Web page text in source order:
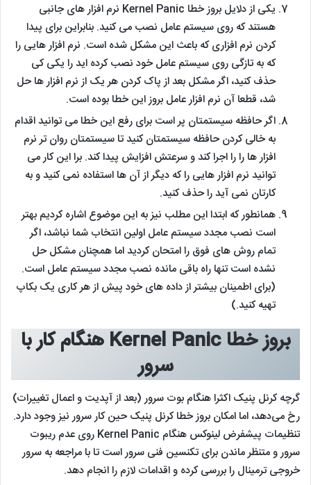
یکی از دلایل بروز خطا Kernel Panic نرم افزار های جانبی
هستند که روی سیستم عامل نصب می کنید. بنابراین برای پیدا
کردن نرم افزاری که باعث این مشکل شده است. نرم افزار هایی را
که به تازگی روی سیستم عامل خود نصب کرده اید را یکی کی
حذف کنید، اگر مشکل بعد از پاک کردن هر یک از نرم افزار ها حل
شد، قطعا آن نرم افزار عامل بروز این خطا بوده است.
اگر حافظه سیستمتان پر است برای رفع این خطا می توانید اقدام
به خالی کردن حافظه سیستمتان کنید تا سیستمتان روان تر نرم
افزار ها را را اجرا کند و سرعتش افزایش پیدا کند. برا این کار می
توانید نرم افزار هایی را که دیگر از آن ها استفاده نمی کنید و به
کارتان نمی آید را حذف کنید.
همانطور که ابتدا این مطلب نیز به این موضوع اشاره کردیم بهتر
است نصب مجدد سیستم عامل اولین انتخاب شما نباشد، اگر
تمام روش های فوق را امتحان کردید اما همچنان مشکل حل
نشده است تنها راه باقی مانده نصب مجدد سیستم عامل است.
(برای اطمینان بیشتر از داده های خود پیش از هر کاری یک بکاپ
تهیه کنید.)
بروز خطا Kernel Panic هنگام کار با
سرور
گرچه کرنل پنیک اکثرا هنگام بوت سرور (بعد از آپدیت و اعمال تغییرات)
رخ می‌دهد، اما امکان بروز خطا کرنل پنیک حین کار سرور نیز وجود دارد.
تنظیمات پیشفرض لینوکس هنگام Kernel Panic روی عدم ریبوت
سرور و متنظر ماندن برای تکنسین فنی سرور است تا با مراجعه به سرور
خروجی ترمینال را بررسی کرده و اقدامات لازم را انجام دهد.